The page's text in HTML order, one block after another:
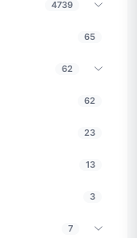
4739
65
62
62
23
13
3
7